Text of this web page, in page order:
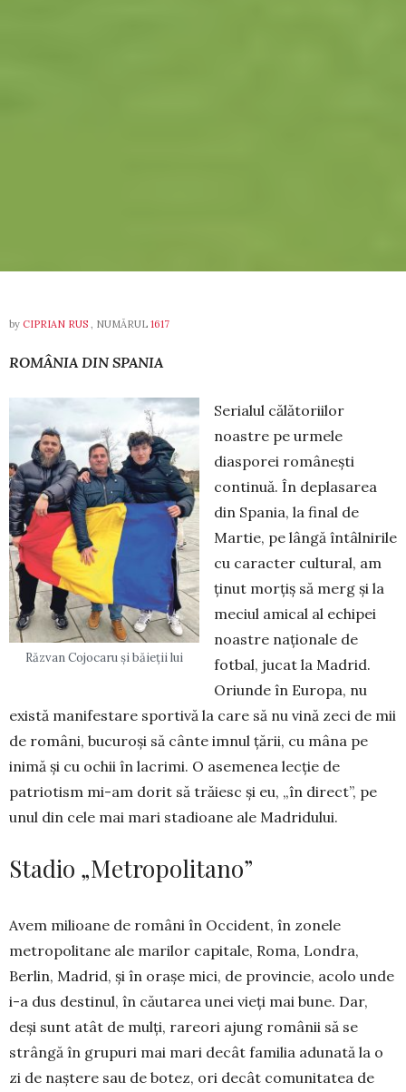
by CIPRIAN RUS , NUMĂRUL 1617
ROMÂNIA DIN SPANIA
Răzvan Cojocaru și băieții lui
Serialul călătoriilor
noastre pe urmele
diasporei românești
continuă. În depla­sarea
din Spania, la final de
Martie, pe lângă întâlnirile
cu caracter cultural, am
ținut morțiș să merg și la
meciul amical al echipei
noas­tre naționale de
fotbal, jucat la Madrid.
Oriunde în Europa, nu
există manifestare sportivă la care să nu vină zeci de mii
de români, bucuroși să cânte imnul țării, cu mâna pe
inimă și cu ochii în lacrimi. O ase­menea lecție de
patriotism mi-am dorit să trăiesc și eu, „în direct”, pe
unul din cele mai mari sta­dioane ale Madridului.
Stadio „Metropolitano”
Avem milioane de români în Occident, în zo­nele
metropolitane ale marilor capitale, Roma, Londra,
Berlin, Madrid, și în orașe mici, de provincie, acolo unde
i-a dus desti­nul, în căutarea unei vieți mai bune. Dar,
deși sunt atât de mulți, rareori ajung românii să se
strângă în grupuri mai mari decât familia adunată la o
zi de naș­­­tere sau de bo­tez, ori decât co­mu­ni­tatea de